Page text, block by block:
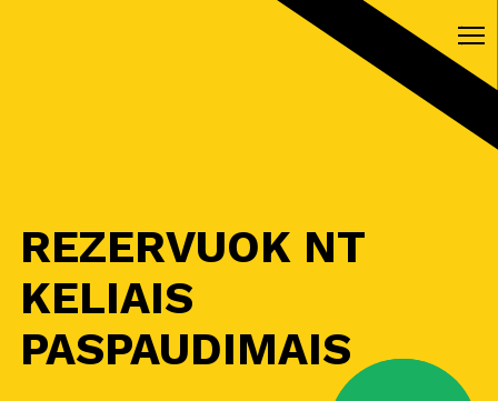
REZERVUOK NT
KELIAIS
PASPAUDIMAIS